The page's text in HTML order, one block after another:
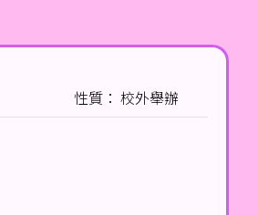
性質： 校外舉辦